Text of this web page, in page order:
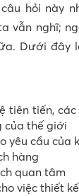
hỏi này
vẫn nghĩ;
Dưới đây
tiên tiến,
của thế giới
yêu cầu của
hàng
quan tâm
việc thiết kế